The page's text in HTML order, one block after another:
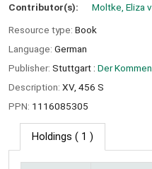
Contributor(s): Moltke, Eliza
Resource type: Book
Language: German
Publisher: Stuttgart : Der
Description: XV, 456 S
PPN: 1116085305
Holdings ( 1 )